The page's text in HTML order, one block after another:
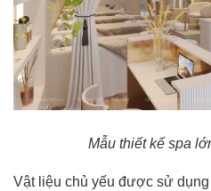
Mẫu thiết kế spa
Vật liệu chủ yếu được sử